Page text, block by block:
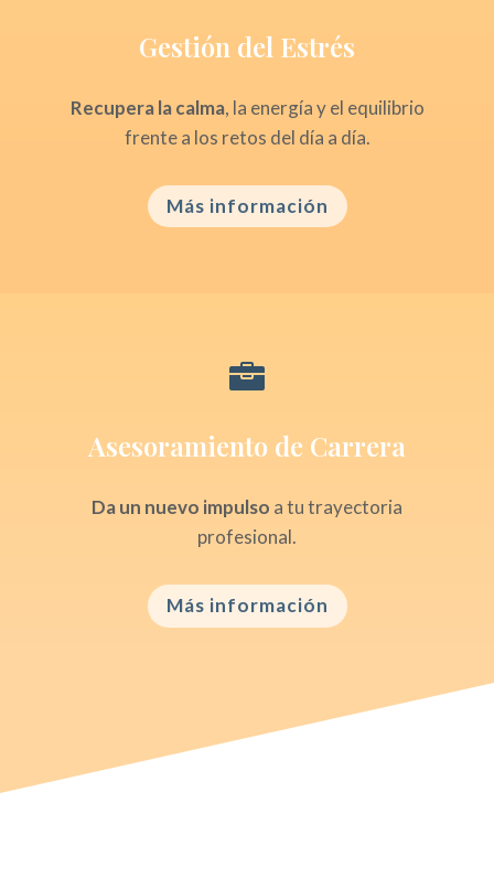
Gestión del Estrés
Recupera la calma, la energía y el equilibrio
frente a los retos del día a día.
Más información

Asesoramiento de Carrera
Da un nuevo impulso a tu trayectoria
profesional.
Más información